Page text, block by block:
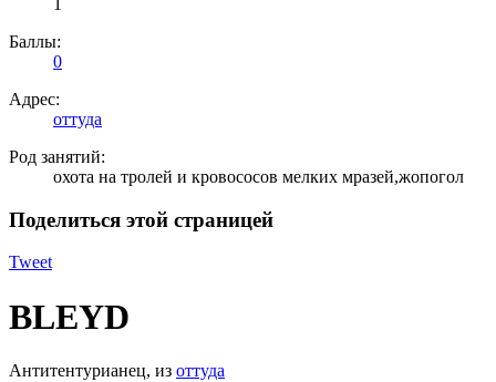
1
Баллы:
0
Адрес:
оттуда
Род занятий:
охота на тролей и кровососов мелких мразей,жопогол
Поделиться этой страницей
Tweet
BLEYD
Антитентурианец, из оттуда